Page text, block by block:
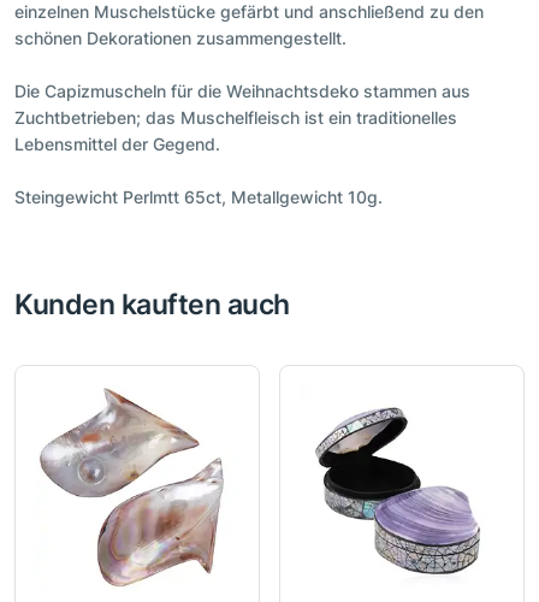
einzelnen Muschelstücke gefärbt und anschließend zu den
schönen Dekorationen zusammengestellt.
Die Capizmuscheln für die Weihnachtsdeko stammen aus
Zuchtbetrieben; das Muschelfleisch ist ein traditionelles
Lebensmittel der Gegend.
Steingewicht Perlmtt 65ct, Metallgewicht 10g.
Kunden kauften auch